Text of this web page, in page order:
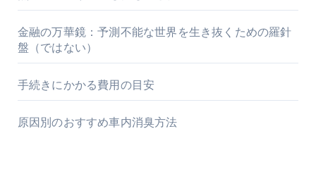
金融の万華鏡：予測不能な世界を生き抜くための羅針
盤（ではない）
手続きにかかる費用の目安
原因別のおすすめ車内消臭方法